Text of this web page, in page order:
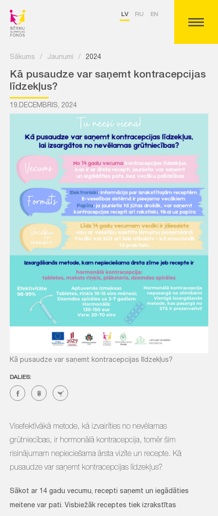
LV RU EN
Sākums / Jaunumi / 2024
Kā pusaudze var saņemt kontracepcijas
līdzekļus?
19.DECEMBRIS, 2024
Kā pusaudze var saņemt kontracepcijas līdzekļus?
DALIES:
Visefektīvākā metode, kā izvairīties no nevēlamas
grūtniecības, ir hormonālā kontracepcija, tomēr šim
risinājumam nepieciešama ārsta vizīte un recepte. Kā
pusaudze var saņemt kontracepcijas līdzekļus?
Sākot ar 14 gadu vecumu, recepti saņemt un iegādāties
meitene var pati. Visbiežāk receptes tiek izrakstītas